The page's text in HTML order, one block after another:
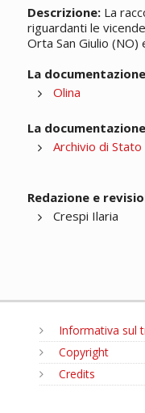
Descrizione:La
riguardanti le
Orta San Giulio
La
Olina
La
Archivio di
Redazione e
Crespi Ilaria
Informativa sul
Copyright
Credits